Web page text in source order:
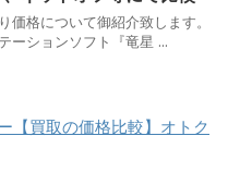
価格について御紹介致します。
ーションソフト『竜星 ...
【買取の価格比較】オトク